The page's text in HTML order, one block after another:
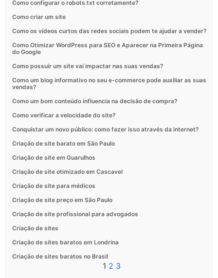
Como configurar o robots.txt corretamente?
Como criar um site
Como os vídeos curtos das redes sociais podem te ajudar a vender?
Como Otimizar WordPress para SEO e Aparecer na Primeira Página
do Google
Como possuir um site vai impactar nas suas vendas?
Como um blog informativo no seu e-commerce pode auxiliar as suas
vendas?
Como um bom conteúdo influencia na decisão de compra?
Como verificar a velocidade do site?
Conquistar um novo público: como fazer isso através da internet?
Criação de site barato em São Paulo
Criação de site em Guarulhos
Criação de site otimizado em Cascavel
Criação de site para médicos
Criação de site preço em São Paulo
Criação de site profissional para advogados
Criação de sites
Criação de sites baratos em Londrina
Criação de sites baratos no Brasil
1 2 3